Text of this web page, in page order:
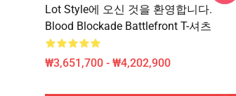
Lot Style에 오신 것을 환영합니다.
Blood Blockade Battlefront T-셔츠
₩3,651,700 - ₩4,202,900